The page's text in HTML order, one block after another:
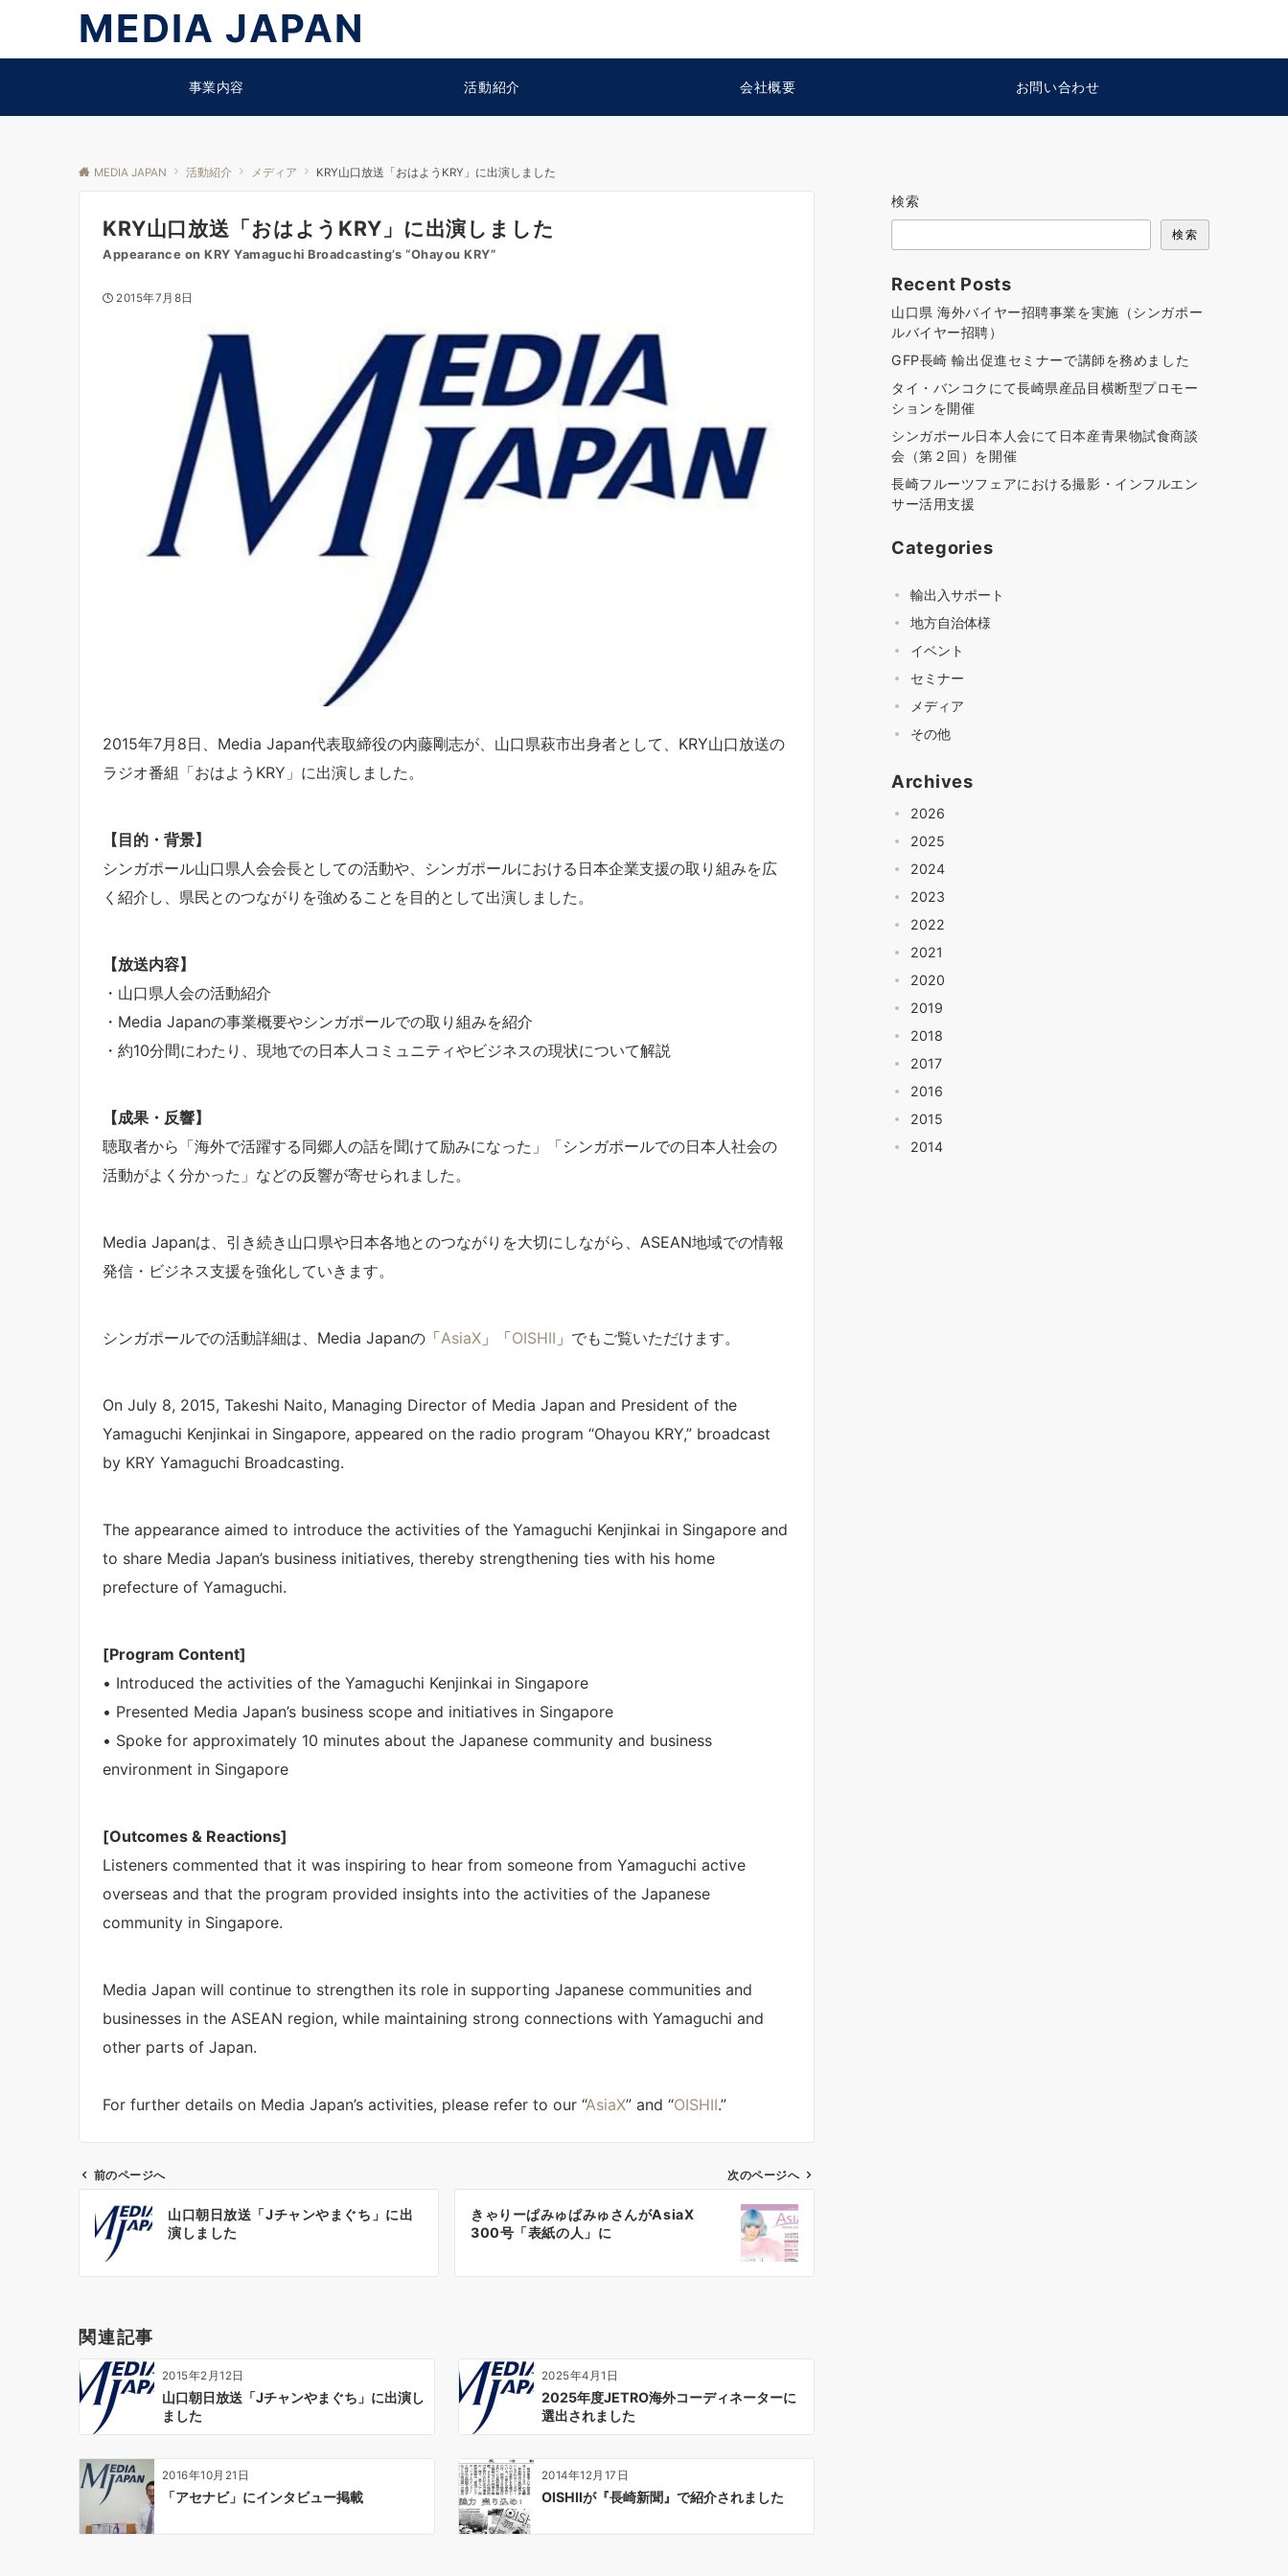
MEDIA JAPAN
事業内容 活動紹介 会社概要 お問い合わせ
MEDIA JAPAN 活動紹介 メディア KRY山口放送「おはようKRY」に出演しました
KRY山口放送「おはようKRY」に出演しました
Appearance on KRY Yamaguchi Broadcasting’s “Ohayou KRY”
2015年7月8日
2015年7月8日、Media Japan代表取締役の内藤剛志が、山口県萩市出身者として、KRY山口放送の
ラジオ番組「おはようKRY」に出演しました。
【目的・背景】
シンガポール山口県人会会長としての活動や、シンガポールにおける日本企業支援の取り組みを広
く紹介し、県民とのつながりを強めることを目的として出演しました。
【放送内容】
・山口県人会の活動紹介
・Media Japanの事業概要やシンガポールでの取り組みを紹介
・約10分間にわたり、現地での日本人コミュニティやビジネスの現状について解説
【成果・反響】
聴取者から「海外で活躍する同郷人の話を聞けて励みになった」「シンガポールでの日本人社会の
活動がよく分かった」などの反響が寄せられました。
Media Japanは、引き続き山口県や日本各地とのつながりを大切にしながら、ASEAN地域での情報
発信・ビジネス支援を強化していきます。
シンガポールでの活動詳細は、Media Japanの「AsiaX 」「OISHII 」でもご覧いただけます。
On July 8, 2015, Takeshi Naito, Managing Director of Media Japan and President of the
Yamaguchi Kenjinkai in Singapore, appeared on the radio program “Ohayou KRY,” broadcast
by KRY Yamaguchi Broadcasting.
The appearance aimed to introduce the activities of the Yamaguchi Kenjinkai in Singapore and
to share Media Japan’s business initiatives, thereby strengthening ties with his home
prefecture of Yamaguchi.
[Program Content]
• Introduced the activities of the Yamaguchi Kenjinkai in Singapore
• Presented Media Japan’s business scope and initiatives in Singapore
• Spoke for approximately 10 minutes about the Japanese community and business
environment in Singapore
[Outcomes & Reactions]
Listeners commented that it was inspiring to hear from someone from Yamaguchi active
overseas and that the program provided insights into the activities of the Japanese
community in Singapore.
Media Japan will continue to strengthen its role in supporting Japanese communities and
businesses in the ASEAN region, while maintaining strong connections with Yamaguchi and
other parts of Japan.
For further details on Media Japan’s activities, please refer to our “AsiaX” and “OISHII.”
ビ
シ
ョ
ン
前のページへ
山口朝日放送「Jチャンやまぐち」に出
演しました
次のページへ
きゃりーぱみゅぱみゅさんがAsiaX
300号「表紙の人」に
関連記事
2015年2月12日
山口朝日放送「Jチャンやまぐち」に出演し
ました
2025年4月1日
2025年度JETRO海外コーディネーターに
選出されました
2016年10月21日
「アセナビ」にインタビュー掲載
2014年12月17日
OISHIIが『長崎新聞』で紹介されました
検索
検索
Recent Posts
山口県 海外バイヤー招聘事業を実施（シンガポー
ルバイヤー招聘）
GFP長崎 輸出促進セミナーで講師を務めました
タイ・バンコクにて長崎県産品目横断型プロモー
ションを開催
シンガポール日本人会にて日本産青果物試食商談
会（第２回）を開催
長崎フルーツフェアにおける撮影・インフルエン
サー活用支援
Categories
輸出入サポート
地方自治体様
イベント
セミナー
メディア
その他
Archives
2026
2025
2024
2023
2022
2021
2020
2019
2018
2017
2016
2015
2014